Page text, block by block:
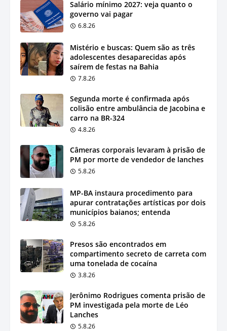
Salário mínimo 2027: veja quanto o
governo vai pagar
6.8.26
Mistério e buscas: Quem são as três
adolescentes desaparecidas após
saírem de festas na Bahia
7.8.26
Segunda morte é confirmada após
colisão entre ambulância de Jacobina e
carro na BR-324
4.8.26
Câmeras corporais levaram à prisão de
PM por morte de vendedor de lanches
5.8.26
MP-BA instaura procedimento para
apurar contratações artísticas por dois
municípios baianos; entenda
5.8.26
Presos são encontrados em
compartimento secreto de carreta com
uma tonelada de cocaína
3.8.26
Jerônimo Rodrigues comenta prisão de
PM investigada pela morte de Léo
Lanches
5.8.26